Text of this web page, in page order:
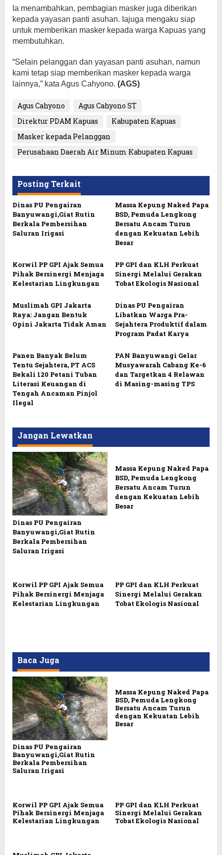
Ia menambahkan, pembagian masker juga diberikan
kepada yayasan panti asuhan. Iajuga mengaku siap
untuk memberikan masker kepada warga Kapuas yang
membutuhkan.
“Selain pelanggan dan yayasan panti asuhan, namun
kami tetap siap memberikan masker kepada warga
lainnya,” kata Agus Cahyono. (AGS)
Agus Cahyono
Agus Cahyono ST
Direktur PDAM Kapuas
Kabupaten Kapuas
Masker kepada Pelanggan
Perusahaan Daerah Air Minum Kabupaten Kapuas
Posting Terkait
Dinas PU Pengairan
Banyuwangi,Giat Rutin
Berkala Pembersihan
Saluran Irigasi
Massa Kepung Naked Papa
BSD, Pemuda Lengkong
Bersatu Ancam Turun
dengan Kekuatan Lebih
Besar
Korwil PP GPI Ajak Semua
Pihak Bersinergi Menjaga
Kelestarian Lingkungan
PP GPI dan KLH Perkuat
Sinergi Melalui Gerakan
Tobat Ekologis Nasional
Muslimah GPI Jakarta
Raya: Jangan Bentuk
Opini Jakarta Tidak Aman
Dinas PU Pengairan
Libatkan Warga Pra-
Sejahtera Produktif dalam
Program Padat Karya
Panen Banyak Belum
Tentu Sejahtera, PT ACS
Bekali 120 Petani Tuban
Literasi Keuangan di
Tengah Ancaman Pinjol
Ilegal
PAN Banyuwangi Gelar
Musyawarah Cabang Ke-6
dan Targetkan 4 Relawan
di Masing-masing TPS
Jangan Lewatkan
Dinas PU Pengairan
Banyuwangi,Giat Rutin
Berkala Pembersihan
Saluran Irigasi
Massa Kepung Naked Papa
BSD, Pemuda Lengkong
Bersatu Ancam Turun
dengan Kekuatan Lebih
Besar
Korwil PP GPI Ajak Semua
Pihak Bersinergi Menjaga
Kelestarian Lingkungan
PP GPI dan KLH Perkuat
Sinergi Melalui Gerakan
Tobat Ekologis Nasional
Baca Juga
Dinas PU Pengairan
Banyuwangi,Giat Rutin
Berkala Pembersihan
Saluran Irigasi
Massa Kepung Naked Papa
BSD, Pemuda Lengkong
Bersatu Ancam Turun
dengan Kekuatan Lebih
Besar
Korwil PP GPI Ajak Semua
Pihak Bersinergi Menjaga
Kelestarian Lingkungan
PP GPI dan KLH Perkuat
Sinergi Melalui Gerakan
Tobat Ekologis Nasional